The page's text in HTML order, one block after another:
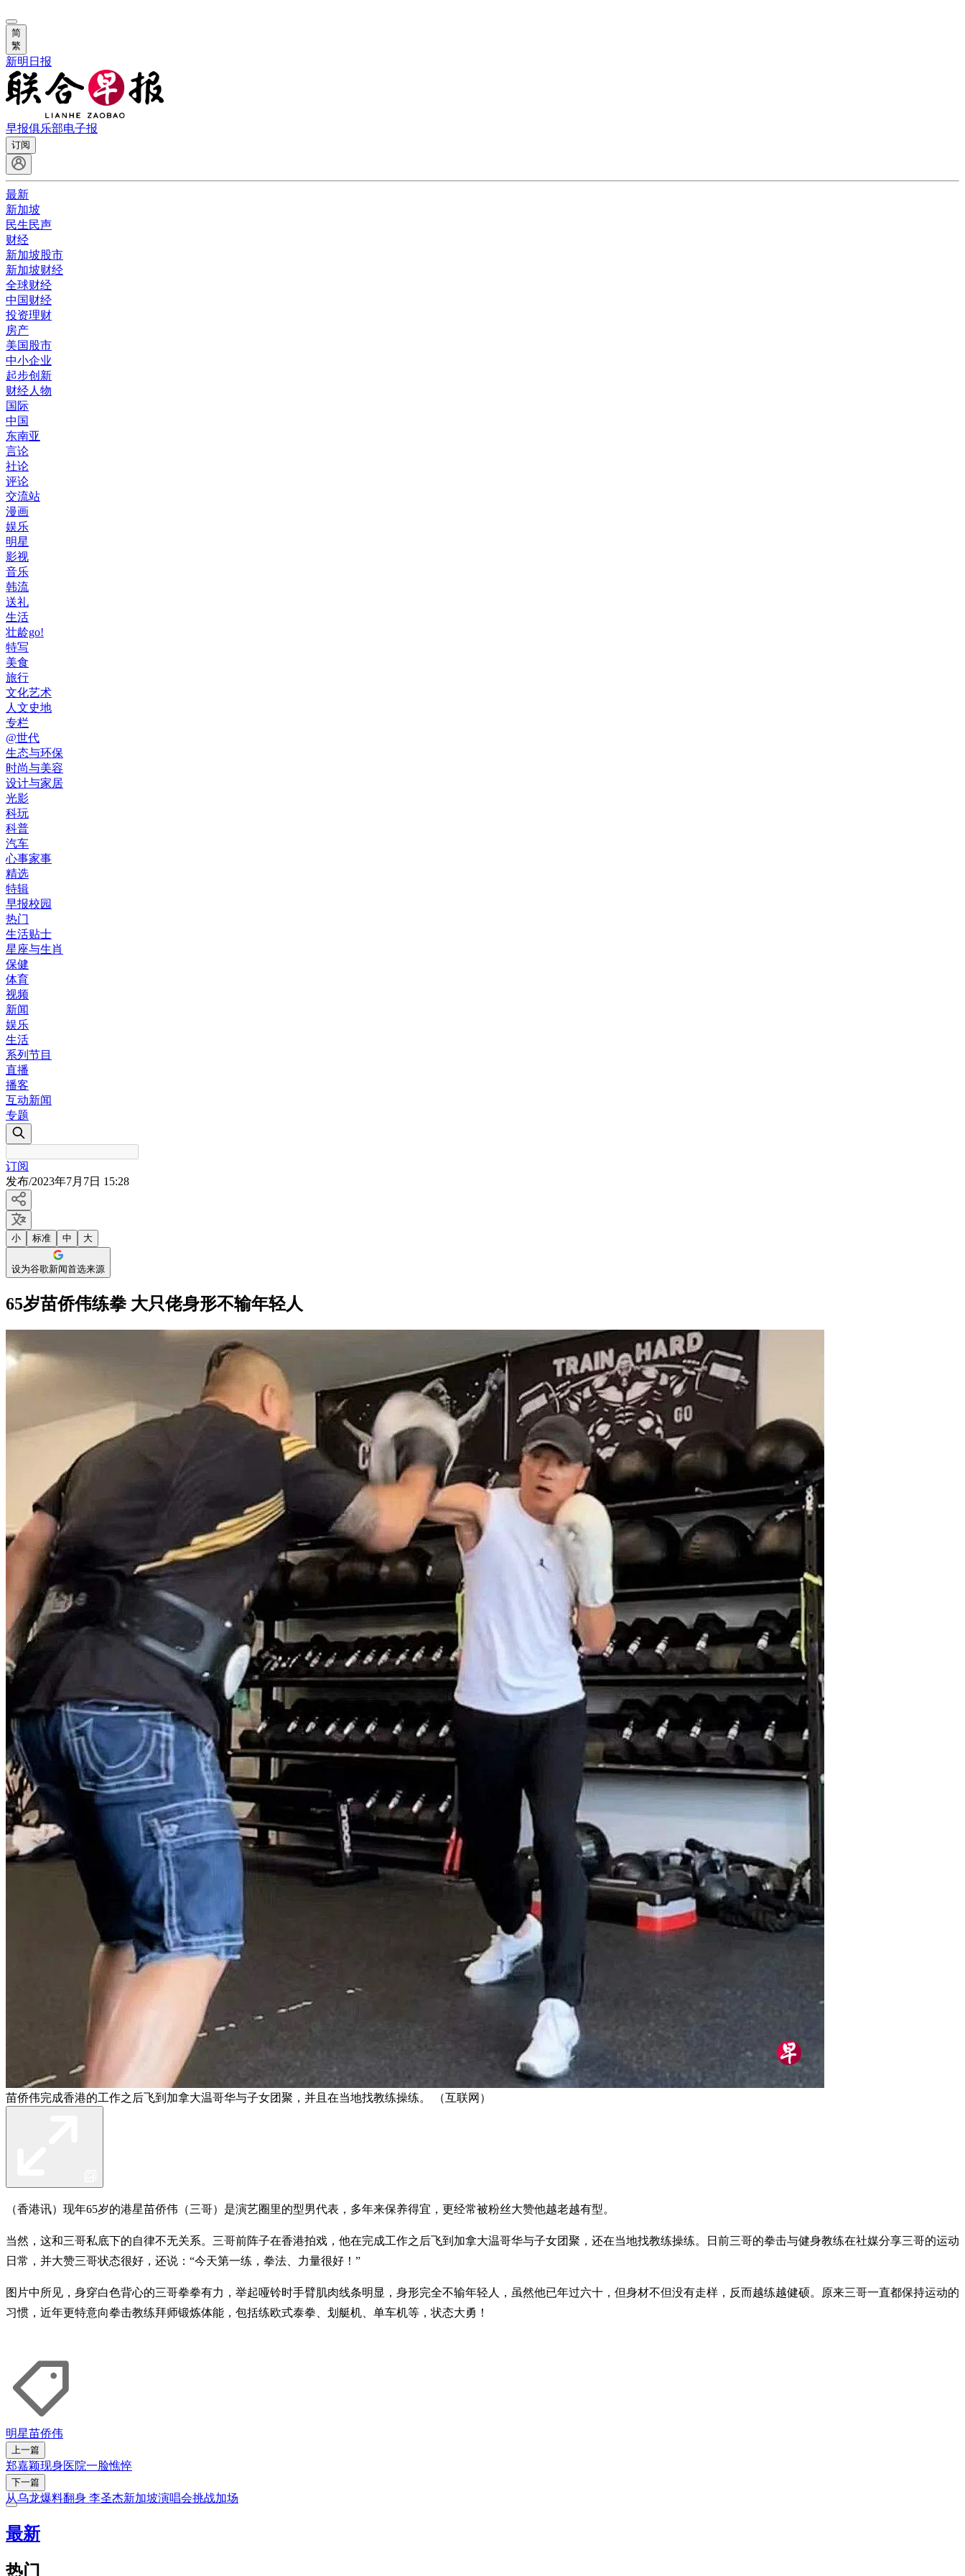
简
繁
新明日报
早报俱乐部电子报
订阅
最新
新加坡
民生民声
财经
新加坡股市
新加坡财经
全球财经
中国财经
投资理财
房产
美国股市
中小企业
起步创新
财经人物
国际
中国
东南亚
言论
社论
评论
交流站
漫画
娱乐
明星
影视
音乐
韩流
送礼
生活
壮龄go!
特写
美食
旅行
文化艺术
人文史地
专栏
@世代
生态与环保
时尚与美容
设计与家居
光影
科玩
科普
汽车
心事家事
精选
特辑
早报校园
热门
生活贴士
星座与生肖
保健
体育
视频
新闻
娱乐
生活
系列节目
直播
播客
互动新闻
专题
订阅
发布/2023年7月7日 15:28
小 标准 中 大
设为谷歌新闻首选来源
65岁苗侨伟练拳 大只佬身形不输年轻人
苗侨伟完成香港的工作之后飞到加拿大温哥华与子女团聚，并且在当地找教练操练。 （互联网）
（香港讯）现年65岁的港星苗侨伟（三哥）是演艺圈里的型男代表，多年来保养得宜，更经常被粉丝大赞他越老越有型。
当然，这和三哥私底下的自律不无关系。三哥前阵子在香港拍戏，他在完成工作之后飞到加拿大温哥华与子女团聚，还在当地找教练操练。日前三哥的拳击与健身教练在社媒分享三哥的运动
日常，并大赞三哥状态很好，还说：“今天第一练，拳法、力量很好！”
图片中所见，身穿白色背心的三哥拳拳有力，举起哑铃时手臂肌肉线条明显，身形完全不输年轻人，虽然他已年过六十，但身材不但没有走样，反而越练越健硕。原来三哥一直都保持运动的
习惯，近年更特意向拳击教练拜师锻炼体能，包括练欧式泰拳、划艇机、单车机等，状态大勇！
明星苗侨伟
上一篇
郑嘉颖现身医院一脸憔悴
下一篇
从乌龙爆料翻身 李圣杰新加坡演唱会挑战加场
最新
热门